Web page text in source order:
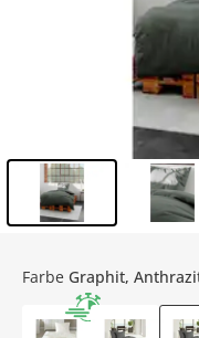
Farbe Graphit,